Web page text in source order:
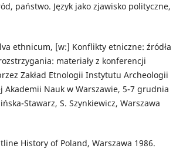
państwo. Język jako zjawisko polityczne,
ethnicum, [w:] Konflikty etniczne: źródła
materiały z konferencji
Zakład Etnologii Instytutu Archeologii
Akademii Nauk w Warszawie, 5-7 grudnia
Stawarz, S. Szynkiewicz, Warszawa
History of Poland, Warszawa 1986.